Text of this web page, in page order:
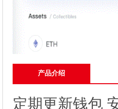
产品介绍
定期更新钱包